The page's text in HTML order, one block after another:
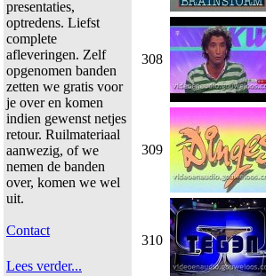
presentaties,
optredens. Liefst
complete
afleveringen. Zelf
opgenomen banden
zetten we gratis voor
je over en komen
indien gewenst netjes
retour. Ruilmateriaal
aanwezig, of we
nemen de banden
over, komen we wel
uit.
Contact
Lees verder...
308
309
310